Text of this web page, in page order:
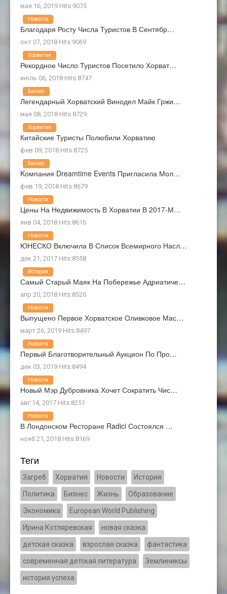
мая 16, 2019 Hits:9075
Благодаря Росту Числа Туристов В Сентябр…
окт 07, 2018 Hits:9069
Новости
Рекордное Число Туристов Посетило Хорват…
июль 06, 2018 Hits:8747
Хорватия
Легендарный Хорватский Винодел Майк Гржи…
мая 08, 2018 Hits:8729
Бизнес
Китайские Туристы Полюбили Хорватию
фев 09, 2018 Hits:8725
Хорватия
Kомпания Dreamtime Events Пригласила Мол…
фев 19, 2018 Hits:8679
Бизнес
Цены На Недвижимость В Хорватии В 2017-М…
янв 04, 2018 Hits:8616
Новости
ЮНЕСКО Включила В Список Всемирного Насл…
дек 21, 2017 Hits:8558
Новости
Самый Старый Маяк На Побережье Адриатиче…
апр 20, 2018 Hits:8520
История
Выпущено Первое Хорватское Оливковое Мас…
март 26, 2019 Hits:8497
Новости
Первый Благотворительный Аукцион По Про…
дек 03, 2019 Hits:8494
Новости
Новый Мэр Дубровника Хочет Сократить Чис…
авг 14, 2017 Hits:8251
Новости
В Лондонском Ресторане Radici Состоялся …
нояб 21, 2018 Hits:8169
Новости
Теги
Загреб Хорватия Новости История
Политика Бизнес Жизнь Образование
Экономика European World Publishing
Ирина Котляревская новая сказка
детская сказка взрослая сказка фантастика
современная детская литература Землиниксы
история успеха